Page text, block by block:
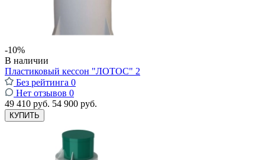
-10%
В наличии
Пластиковый кессон "ЛОТОС" 2
Без рейтинга 0
Нет отзывов 0
49 410 руб. 54 900 руб.
КУПИТЬ